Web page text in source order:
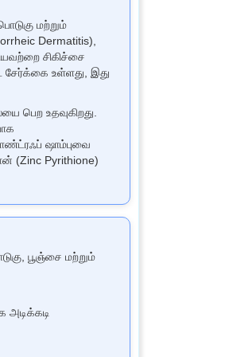
மற்றும்
Dermatitis),
சிகிச்சை
சேர்க்கை உள்ளது, இது
பெற உதவுகிறது.
ஷாம்புவை
(Zinc Pyrithione)
பூஞ்சை மற்றும்
அடிக்கடி